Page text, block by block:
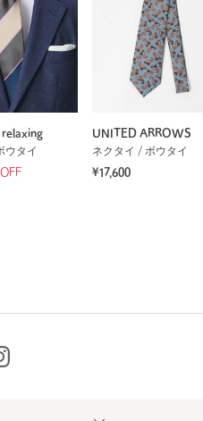
relaxing
ウタイ
UNITED ARROWS
ネクタイ / ボウタイ
¥17,600